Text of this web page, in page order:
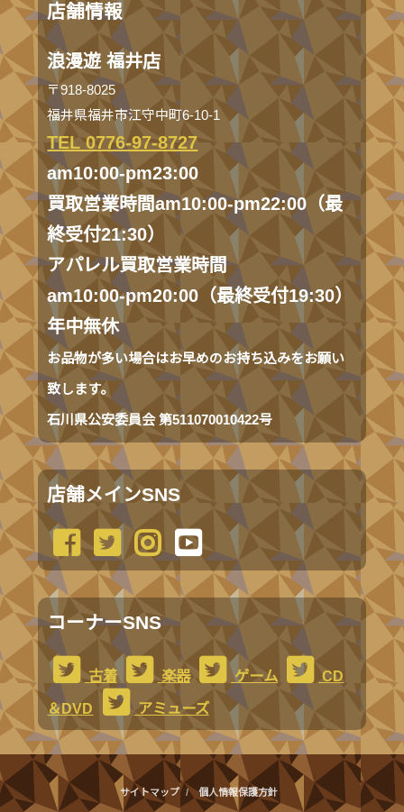
店舗情報
浪漫遊 福井店
〒918-8025
福井県福井市江守中町6-10-1
TEL 0776-97-8727
am10:00-pm23:00
買取営業時間am10:00-pm22:00（最
終受付21:30）
アパレル買取営業時間
am10:00-pm20:00（最終受付19:30）
年中無休
お品物が多い場合はお早めのお持ち込みをお願い
致します。
石川県公安委員会 第511070010422号
店舗メインSNS
コーナーSNS
古着 楽器 ゲーム
CD
＆DVD
アミューズ
サイトマップ 個人情報保護方針